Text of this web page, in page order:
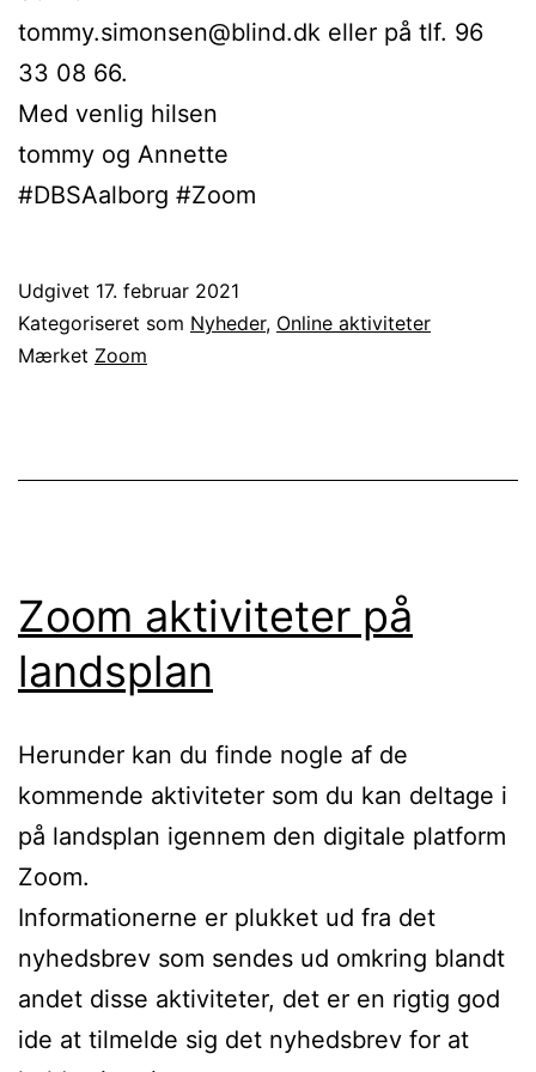
tommy.simonsen@blind.dk eller på tlf. 96
33 08 66.
Med venlig hilsen
tommy og Annette
#DBSAalborg #Zoom
Udgivet 17. februar 2021
Kategoriseret som Nyheder, Online aktiviteter
Mærket Zoom
Zoom aktiviteter på
landsplan
Herunder kan du finde nogle af de
kommende aktiviteter som du kan deltage i
på landsplan igennem den digitale platform
Zoom.
Informationerne er plukket ud fra det
nyhedsbrev som sendes ud omkring blandt
andet disse aktiviteter, det er en rigtig god
ide at tilmelde sig det nyhedsbrev for at